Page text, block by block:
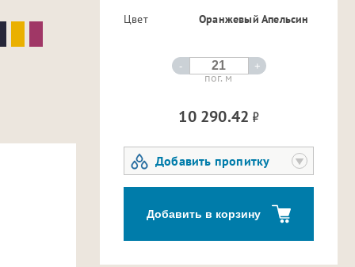
Цвет
Оранжевый Апельсин
- +
пог. м
10 290.42
Добавить пропитку
Добавить в корзину